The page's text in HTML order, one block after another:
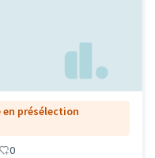
en présélection
0